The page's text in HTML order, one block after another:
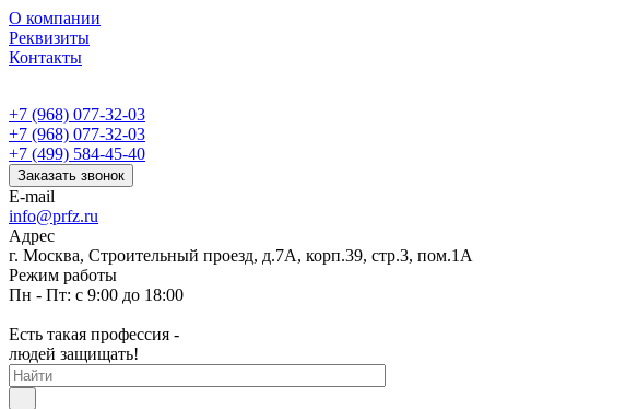
О компании
Реквизиты
Контакты
+7 (968) 077-32-03
+7 (968) 077-32-03
+7 (499) 584-45-40
Заказать звонок
E-mail
info@prfz.ru
Адрес
г. Москва, Строительный проезд, д.7А, корп.39, стр.3, пом.1А
Режим работы
Пн - Пт: с 9:00 до 18:00
Есть такая профессия -
людей защищать!